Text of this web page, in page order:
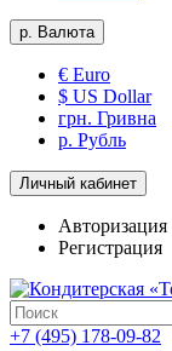
р. Валюта
€ Euro
$ US Dollar
грн. Гривна
р. Рубль
Личный кабинет
Авторизация
Регистрация
+7 (495) 178-09-82